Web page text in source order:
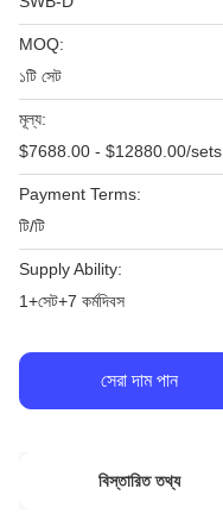
MOQ:
১টি সেট
মূল্য:
$7688.00 - $12880.00/sets
Payment Terms:
টি/টি
Supply Ability:
1+সেট+7 কর্মদিবস
সেরা দাম পান
বিস্তারিত তথ্য